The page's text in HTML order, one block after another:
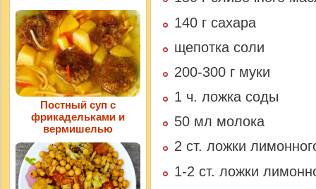
140 г сахара
щепотка соли
200-300 г муки
1 ч. ложка соды
50 мл молока
2 ст. ложки
1-2 ст. ложки
Постный суп с
фрикадельками и
вермишелью